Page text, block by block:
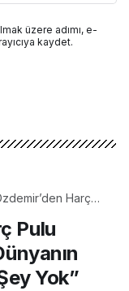
üzere adımı, e-
kaydet.
Harç
Hiçbir Yerinde
Şey Yok”
Pulu
Yok”